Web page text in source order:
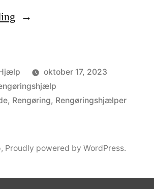
i
n
g
o
r
r
v
oktober 17, 2023
, Rengøring, Rengøringshjælper
, Proudly powered by WordPress.